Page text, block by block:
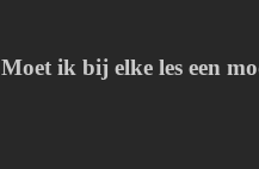
Moet ik bij elke les een